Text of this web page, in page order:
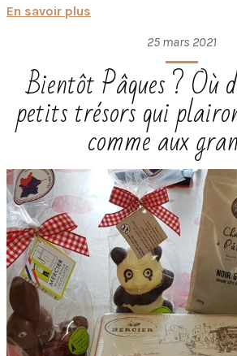
En savoir plus
25 mars 2021
Bientôt Pâques ? Où
petits trésors qui
comme aux